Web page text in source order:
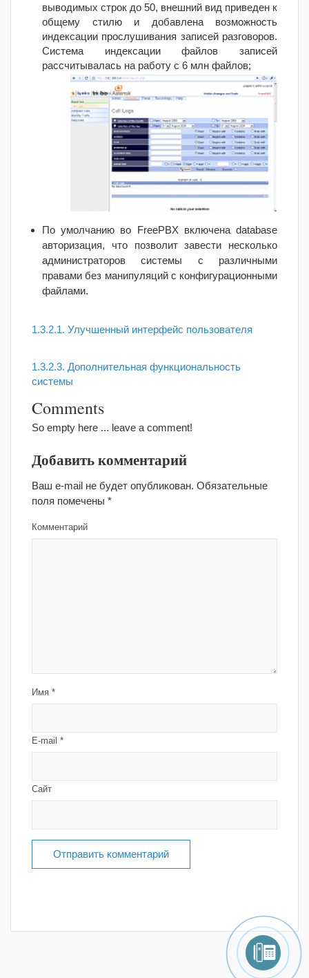
выводимых строк до 50, внешний вид приведен к
общему стилю и добавлена возможность
индексации прослушивания записей разговоров.
Система индексации файлов записей
рассчитывалась на работу с 6 млн файлов;
По умолчанию во FreePBX включена database
авторизация, что позволит завести несколько
администраторов системы с различными
правами без манипуляций с конфигурационными
файлами.
1.3.2.1. Улучшенный интерфейс пользователя
1.3.2.3. Дополнительная функциональность
системы
Comments
So empty here ... leave a comment!
Добавить комментарий
Ваш e-mail не будет опубликован. Обязательные
поля помечены *
Комментарий
Имя *
E-mail *
Сайт